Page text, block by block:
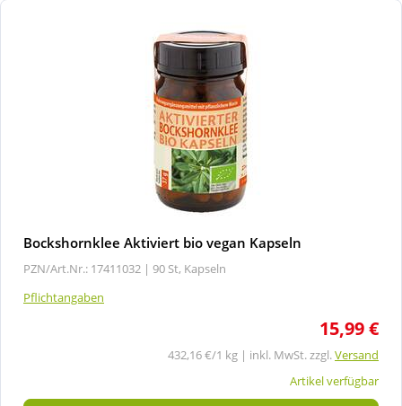
Bockshornklee Aktiviert bio vegan Kapseln
PZN/Art.Nr.: 17411032 | 90 St, Kapseln
Pflichtangaben
15,99 €
432,16 €/1 kg | inkl. MwSt. zzgl.Versand
Artikel verfügbar